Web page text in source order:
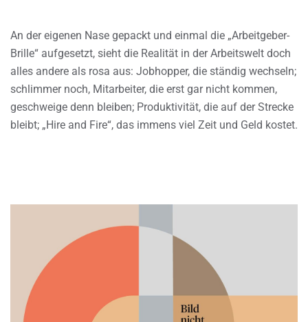
An der eigenen Nase gepackt und einmal die „Arbeitgeber-
Brille“ aufgesetzt, sieht die Realität in der Arbeitswelt doch
alles andere als rosa aus: Jobhopper, die ständig wechseln;
schlimmer noch, Mitarbeiter, die erst gar nicht kommen,
geschweige denn bleiben; Produktivität, die auf der Strecke
bleibt; „Hire and Fire“, das immens viel Zeit und Geld kostet.